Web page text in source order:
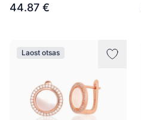
44.87 €
Laost otsas